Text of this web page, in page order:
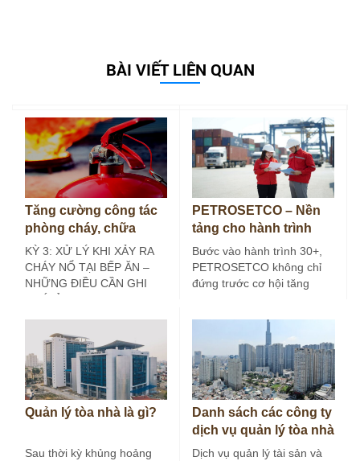
BÀI VIẾT LIÊN QUAN
Tăng cường công tác
phòng cháy, chữa
cháy tại bếp ăn công
nghiệp (Kỳ 3)
KỲ 3: XỬ LÝ KHI XẢY RA
CHÁY NỔ TẠI BẾP ĂN –
NHỮNG ĐIỀU CẦN GHI
PETROSETCO – Nền
tảng cho hành trình
30+
Bước vào hành trình 30+,
PETROSETCO không chỉ
đứng trước cơ hội tăng
Quản lý tòa nhà là gì?
Sau thời kỳ khủng hoảng
Danh sách các công ty
dịch vụ quản lý tòa nhà
tại Hà Nội
Dịch vụ quản lý tài sản và